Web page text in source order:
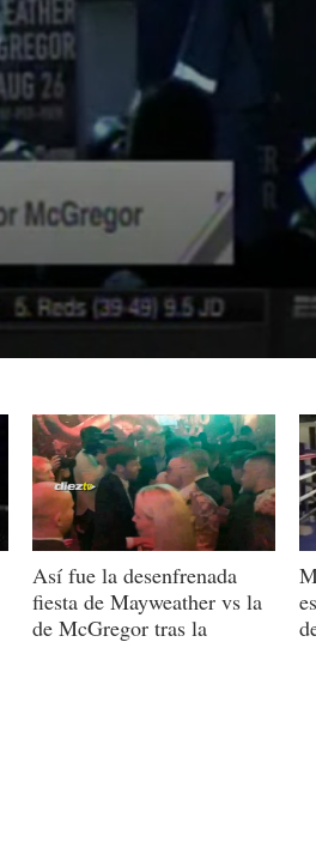
Así fue la desenfrenada
fiesta de Mayweather vs la
de McGregor tras la